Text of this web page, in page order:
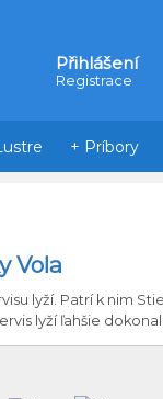
Přihlášení
Registrace
Vola
lyží. Patrí k nim
lyží ľahšie
+ Príbory